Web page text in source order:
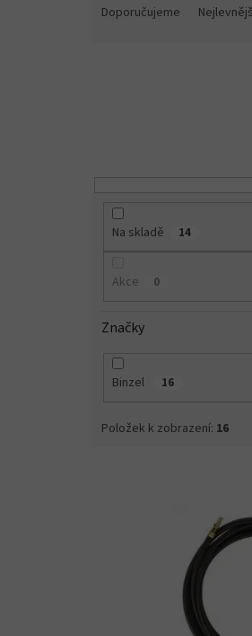
Doporučujeme
Na skladě 14
Akce 0
Značky
Binzel 16
Položek k zobrazení: 16